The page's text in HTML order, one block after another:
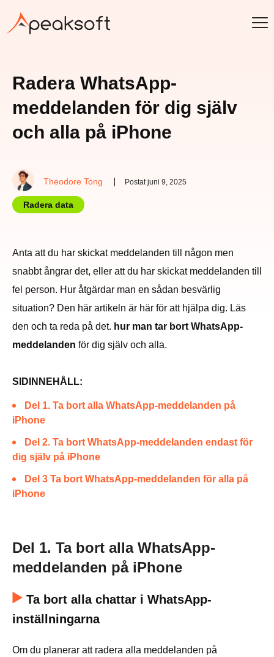
Radera WhatsApp-
meddelanden för dig själv
och alla på iPhone
Theodore Tong Postat juni 9, 2025
Radera data
Anta att du har skickat meddelanden till någon men
snabbt ångrar det, eller att du har skickat meddelanden till
fel person. Hur åtgärdar man en sådan besvärlig
situation? Den här artikeln är här för att hjälpa dig. Läs
den och ta reda på det. hur man tar bort WhatsApp-
meddelanden för dig själv och alla.
SIDINNEHÅLL:
Del 1. Ta bort alla WhatsApp-meddelanden på
iPhone
Del 2. Ta bort WhatsApp-meddelanden endast för
dig själv på iPhone
Del 3 Ta bort WhatsApp-meddelanden för alla på
iPhone
Del 1. Ta bort alla WhatsApp-
meddelanden på iPhone
Ta bort alla chattar i WhatsApp-
inställningarna
Om du planerar att radera alla meddelanden på